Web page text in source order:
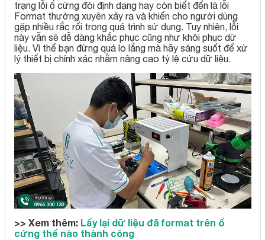
trạng lỗi ổ cứng đòi định dạng hay còn biết đến là lỗi
Format thường xuyên xảy ra và khiến cho người dùng
gặp nhiều rắc rối trong quá trình sử dụng. Tuy nhiên, lỗi
này vẫn sẽ dễ dàng khắc phục cũng như khôi phục dữ
liệu. Vì thế bạn đừng quá lo lắng mà hãy sáng suốt để xử
lý thiết bị chính xác nhằm nâng cao tỷ lệ cứu dữ liệu.
>> Xem thêm: Lấy lại dữ liệu đã format trên ổ
cứng thế nào thành công